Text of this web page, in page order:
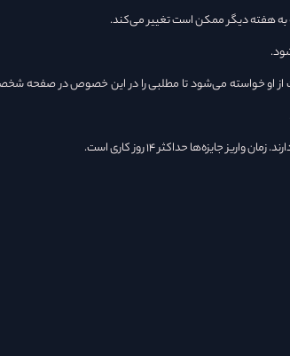
او خواسته می‌شود تا مطلبی را در این خصوص در صفحه